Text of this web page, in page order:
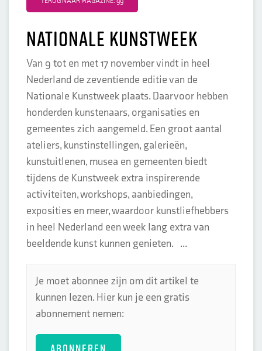
Nationale Kunstweek
Van 9 tot en met 17 november vindt in heel
Nederland de zeventiende editie van de
Nationale Kunstweek plaats. Daarvoor hebben
honderden kunstenaars, organisaties en
gemeentes zich aangemeld. Een groot aantal
ateliers, kunstinstellingen, galerieën,
kunstuitlenen, musea en gemeenten biedt
tijdens de Kunstweek extra inspirerende
activiteiten, workshops, aanbiedingen,
exposities en meer, waardoor kunstliefhebbers
in heel Nederland een week lang extra van
beeldende kunst kunnen genieten. ...
Je moet abonnee zijn om dit artikel te
kunnen lezen. Hier kun je een gratis
abonnement nemen: